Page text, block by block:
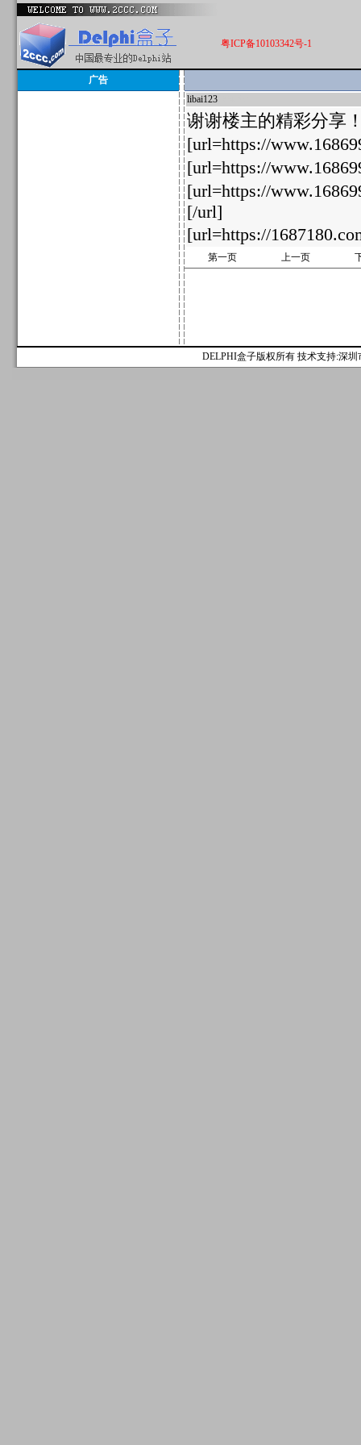
粤ICP备10103342号-1
广告
libai123
谢谢楼主的精彩分享
[url=https://
[url=https://
[url=https://
[/url]
[url=https://
第一页 上一页
DELPHI盒子版权所有 技术支持:深